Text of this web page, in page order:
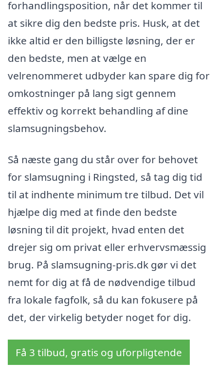
forhandlingsposition, når det kommer til
at sikre dig den bedste pris. Husk, at det
ikke altid er den billigste løsning, der er
den bedste, men at vælge en
velrenommeret udbyder kan spare dig for
omkostninger på lang sigt gennem
effektiv og korrekt behandling af dine
slamsugningsbehov.
Så næste gang du står over for behovet
for slamsugning i Ringsted, så tag dig tid
til at indhente minimum tre tilbud. Det vil
hjælpe dig med at finde den bedste
løsning til dit projekt, hvad enten det
drejer sig om privat eller erhvervsmæssig
brug. På slamsugning-pris.dk gør vi det
nemt for dig at få de nødvendige tilbud
fra lokale fagfolk, så du kan fokusere på
det, der virkelig betyder noget for dig.
Få 3 tilbud, gratis og uforpligtende